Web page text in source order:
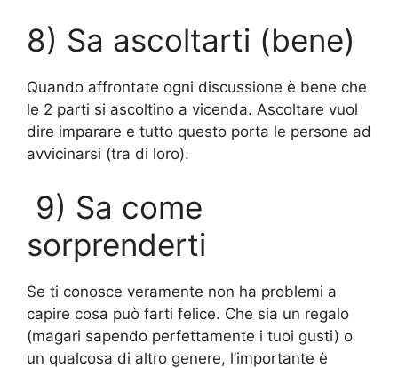
8) Sa ascoltarti (bene)
Quando affrontate ogni discussione è bene che
le 2 parti si ascoltino a vicenda. Ascoltare vuol
dire imparare e tutto questo porta le persone ad
avvicinarsi (tra di loro).
9) Sa come
sorprenderti
Se ti conosce veramente non ha problemi a
capire cosa può farti felice. Che sia un regalo
(magari sapendo perfettamente i tuoi gusti) o
un qualcosa di altro genere, l’importante è